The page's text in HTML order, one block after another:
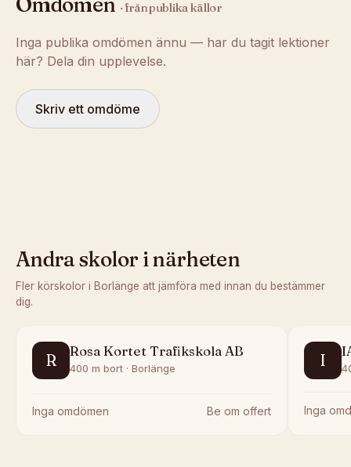
· från publika källor
Inga publika omdömen ännu — har du tagit lektioner
här? Dela din upplevelse.
Skriv ett omdöme
Andra skolor i närheten
Fler körskolor i Borlänge att jämföra med innan du bestämmer
dig.
R Rosa Kortet Trafikskola AB
400 m bort · Borlänge
Inga omdömen Be om offert
I
Inga